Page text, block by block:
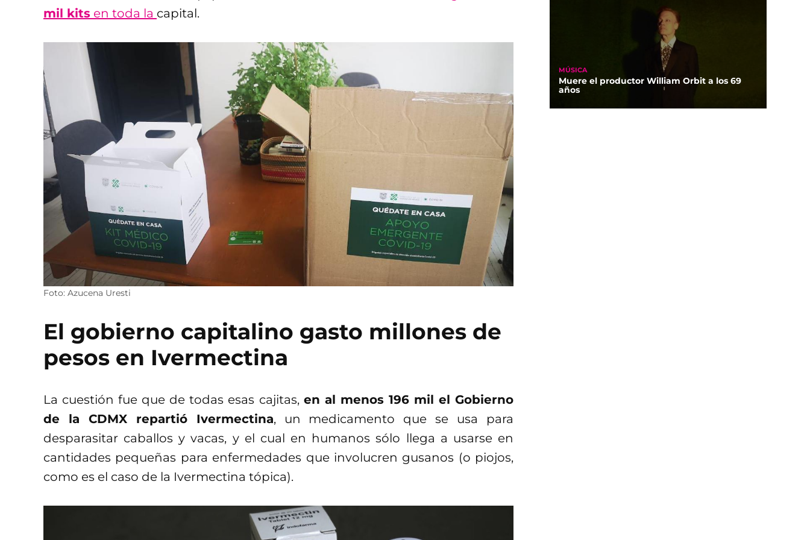
mil kits en toda la capital.
Foto: Azucena Uresti
El gobierno capitalino gasto millones de
pesos en Ivermectina
La cuestión fue que de todas esas cajitas, en al menos 196 mil el Gobierno
de la CDMX repartió Ivermectina, un medicamento que se usa para
desparasitar caballos y vacas, y el cual en humanos sólo llega a usarse en
cantidades pequeñas para enfermedades que involucren gusanos (o piojos,
como es el caso de la Ivermectina tópica).
MÚSICA
Muere el productor William Orbit a los 69
años